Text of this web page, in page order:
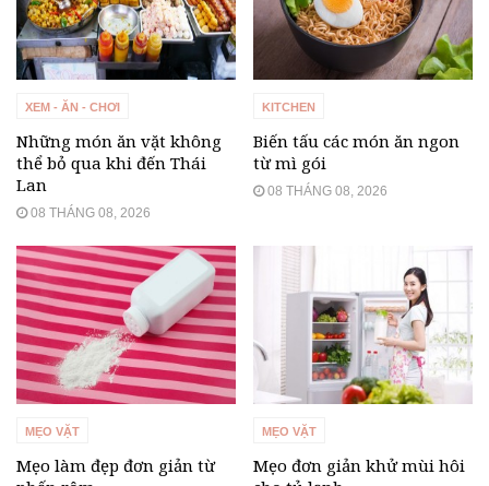
XEM - ĂN - CHƠI
Những món ăn vặt không
thể bỏ qua khi đến Thái
Lan
08 THÁNG 08, 2026
KITCHEN
Biến tấu các món ăn ngon
từ mì gói
08 THÁNG 08, 2026
MẸO VẶT
Mẹo làm đẹp đơn giản từ
MẸO VẶT
Mẹo đơn giản khử mùi hôi